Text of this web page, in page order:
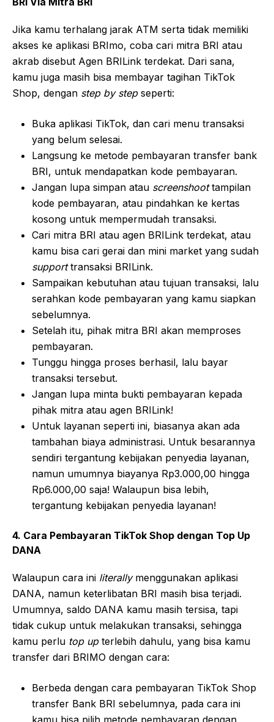
Jika kamu terhalang jarak ATM serta tidak memiliki
akses ke aplikasi BRImo, coba cari mitra BRI atau
akrab disebut Agen BRILink terdekat. Dari sana,
kamu juga masih bisa membayar tagihan TikTok
Shop, dengan step by stepseperti:
Buka aplikasi TikTok, dan cari menu transaksi
yang belum selesai.
Langsung ke metode pembayaran transfer bank
BRI, untuk mendapatkan kode pembayaran.
Jangan lupa simpan atau screenshoottampilan
kode pembayaran, atau pindahkan ke kertas
kosong untuk mempermudah transaksi.
Cari mitra BRI atau agen BRILink terdekat, atau
kamu bisa cari gerai dan mini market yang sudah
supporttransaksi BRILink.
Sampaikan kebutuhan atau tujuan transaksi, lalu
serahkan kode pembayaran yang kamu siapkan
sebelumnya.
Setelah itu, pihak mitra BRI akan memproses
pembayaran.
Tunggu hingga proses berhasil, lalu bayar
transaksi tersebut.
Jangan lupa minta bukti pembayaran kepada
pihak mitra atau agen BRILink!
Untuk layanan seperti ini, biasanya akan ada
tambahan biaya administrasi. Untuk besarannya
sendiri tergantung kebijakan penyedia layanan,
namun umumnya biayanya Rp3.000,00 hingga
Rp6.000,00 saja! Walaupun bisa lebih,
tergantung kebijakan penyedia layanan!
4. Cara Pembayaran TikTok Shop dengan Top Up
DANA
Walaupun cara ini literallymenggunakan aplikasi
DANA, namun keterlibatan BRI masih bisa terjadi.
Umumnya, saldo DANA kamu masih tersisa, tapi
tidak cukup untuk melakukan transaksi, sehingga
kamu perlu top upterlebih dahulu, yang bisa kamu
transfer dari BRIMO dengan cara:
Berbeda dengan cara pembayaran TikTok Shop
transfer Bank BRI sebelumnya, pada cara ini